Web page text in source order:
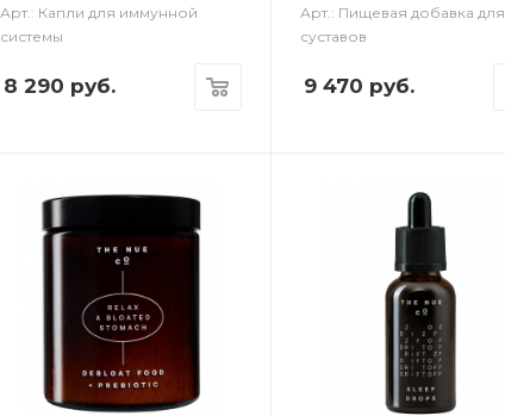
Арт.: Капли для иммунной
системы
8 290 руб.
Арт.: Пищевая добавка для
суставов
9 470 руб.